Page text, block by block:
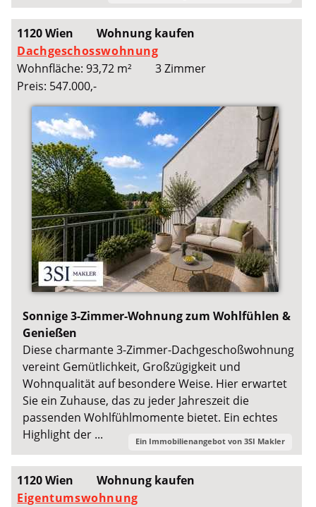
1120 Wien
Wohnung kaufen
Dachgeschosswohnung
Wohnfläche: 93,72 m²
3 Zimmer
Preis: 547.000,-
Sonnige 3-Zimmer-Wohnung zum Wohlfühlen &
Genießen
Diese charmante 3-Zimmer-Dachgeschoßwohnung
vereint Gemütlichkeit, Großzügigkeit und
Wohnqualität auf besondere Weise. Hier erwartet
Sie ein Zuhause, das zu jeder Jahreszeit die
passenden Wohlfühlmomente bietet. Ein echtes
Highlight der ...
Ein Immobilienangebot von 3SI Makler
1120 Wien
Wohnung kaufen
Eigentumswohnung